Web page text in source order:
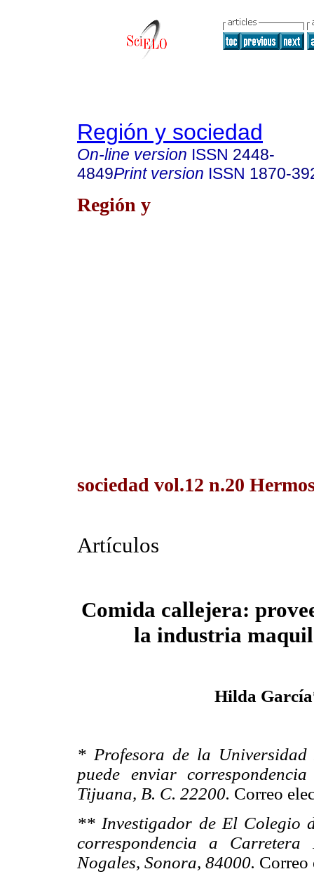
Región y sociedad
On-line version ISSN 2448-
4849Print version ISSN 1870-
Región y
sociedad vol.12 n.20
Artículos
Comida callejera:
la industria
Hilda
* Profesora de la Universidad
puede enviar
Tijuana, B. C. 22200. Correo
** Investigador de El Colegio
correspondencia a
Nogales, Sonora, 84000.